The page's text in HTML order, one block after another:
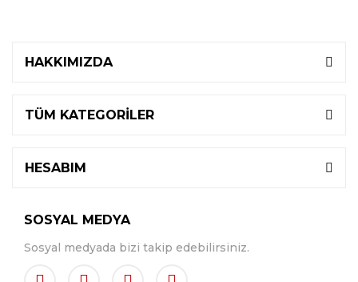
HAKKIMIZDA
TÜM KATEGORİLER
HESABIM
SOSYAL MEDYA
Sosyal medyada bizi takip edebilirsiniz.